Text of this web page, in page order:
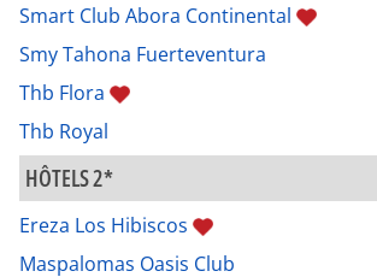
Smart Club Abora Continental
Smy Tahona Fuerteventura
Thb Flora
Thb Royal
HÔTELS 2*
Ereza Los Hibiscos
Maspalomas Oasis Club